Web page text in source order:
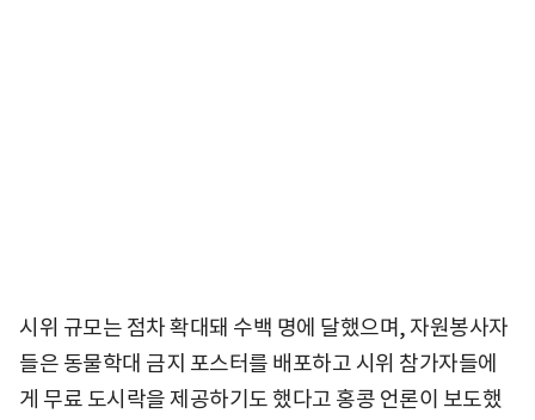
시위 규모는 점차 확대돼 수백 명에 달했으며, 자원봉사자
들은 동물학대 금지 포스터를 배포하고 시위 참가자들에
게 무료 도시락을 제공하기도 했다고 홍콩 언론이 보도했